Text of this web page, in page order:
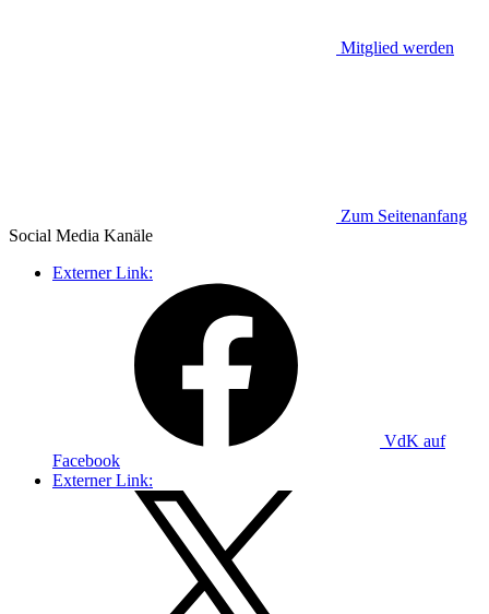
Mitglied werden
Zum Seitenanfang
Social Media Kanäle
Externer Link:
VdK auf
Facebook
Externer Link: